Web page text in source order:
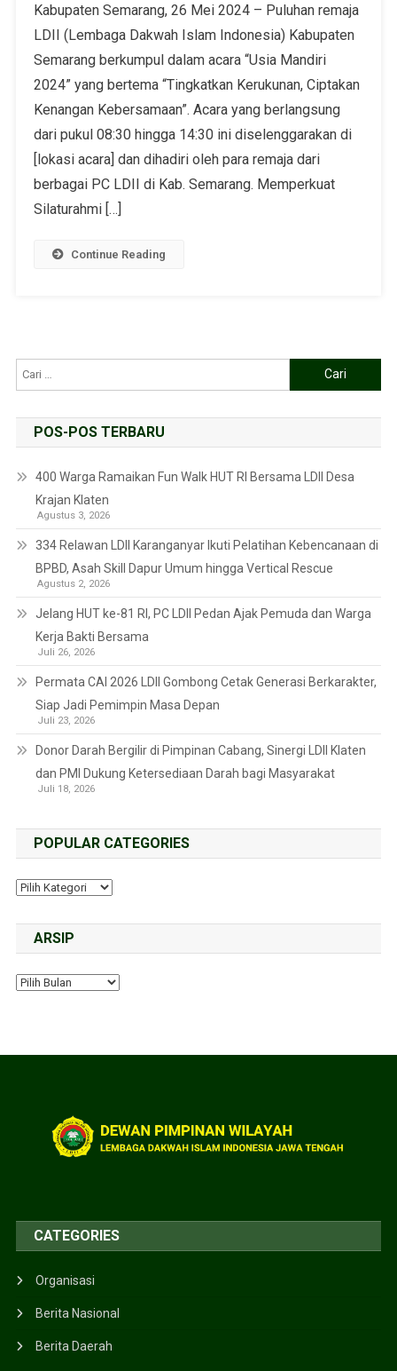
Kabupaten Semarang, 26 Mei 2024 – Puluhan remaja
LDII (Lembaga Dakwah Islam Indonesia) Kabupaten
Semarang berkumpul dalam acara “Usia Mandiri
2024” yang bertema “Tingkatkan Kerukunan, Ciptakan
Kenangan Kebersamaan”. Acara yang berlangsung
dari pukul 08:30 hingga 14:30 ini diselenggarakan di
[lokasi acara] dan dihadiri oleh para remaja dari
berbagai PC LDII di Kab. Semarang. Memperkuat
Silaturahmi […]
Continue Reading
POS-POS TERBARU
400 Warga Ramaikan Fun Walk HUT RI Bersama LDII Desa
Krajan Klaten
Agustus 3, 2026
334 Relawan LDII Karanganyar Ikuti Pelatihan Kebencanaan di
BPBD, Asah Skill Dapur Umum hingga Vertical Rescue
Agustus 2, 2026
Jelang HUT ke-81 RI, PC LDII Pedan Ajak Pemuda dan Warga
Kerja Bakti Bersama
Juli 26, 2026
Permata CAI 2026 LDII Gombong Cetak Generasi Berkarakter,
Siap Jadi Pemimpin Masa Depan
Juli 23, 2026
Donor Darah Bergilir di Pimpinan Cabang, Sinergi LDII Klaten
dan PMI Dukung Ketersediaan Darah bagi Masyarakat
Juli 18, 2026
POPULAR CATEGORIES
ARSIP
CATEGORIES
Organisasi
Berita Nasional
Berita Daerah